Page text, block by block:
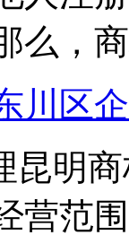
么，
川区
昆明
营范